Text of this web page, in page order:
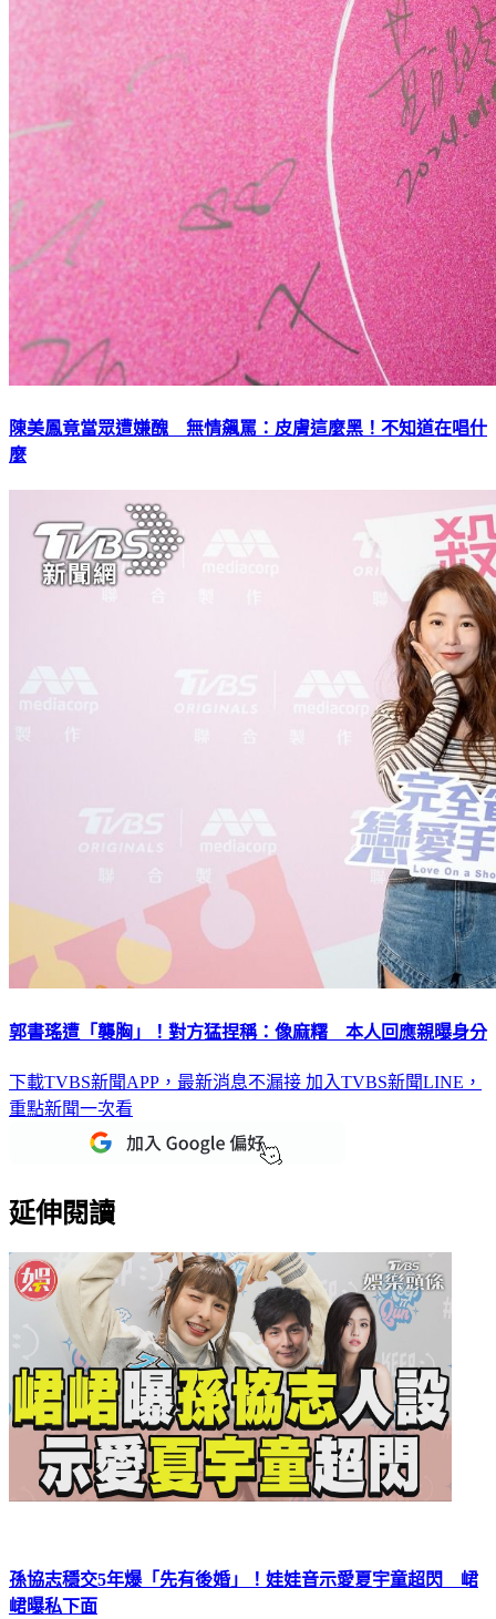
陳美鳳竟當眾遭嫌醜 無情飆罵：皮膚這麼黑！不知道在唱什
麼
郭書瑤遭「襲胸」！對方猛捏稱：像麻糬 本人回應親曝身分
下載TVBS新聞APP，最新消息不漏接 加入TVBS新聞LINE，
重點新聞一次看
延伸閱讀
孫協志穩交5年爆「先有後婚」！娃娃音示愛夏宇童超閃 峮
峮曝私下面